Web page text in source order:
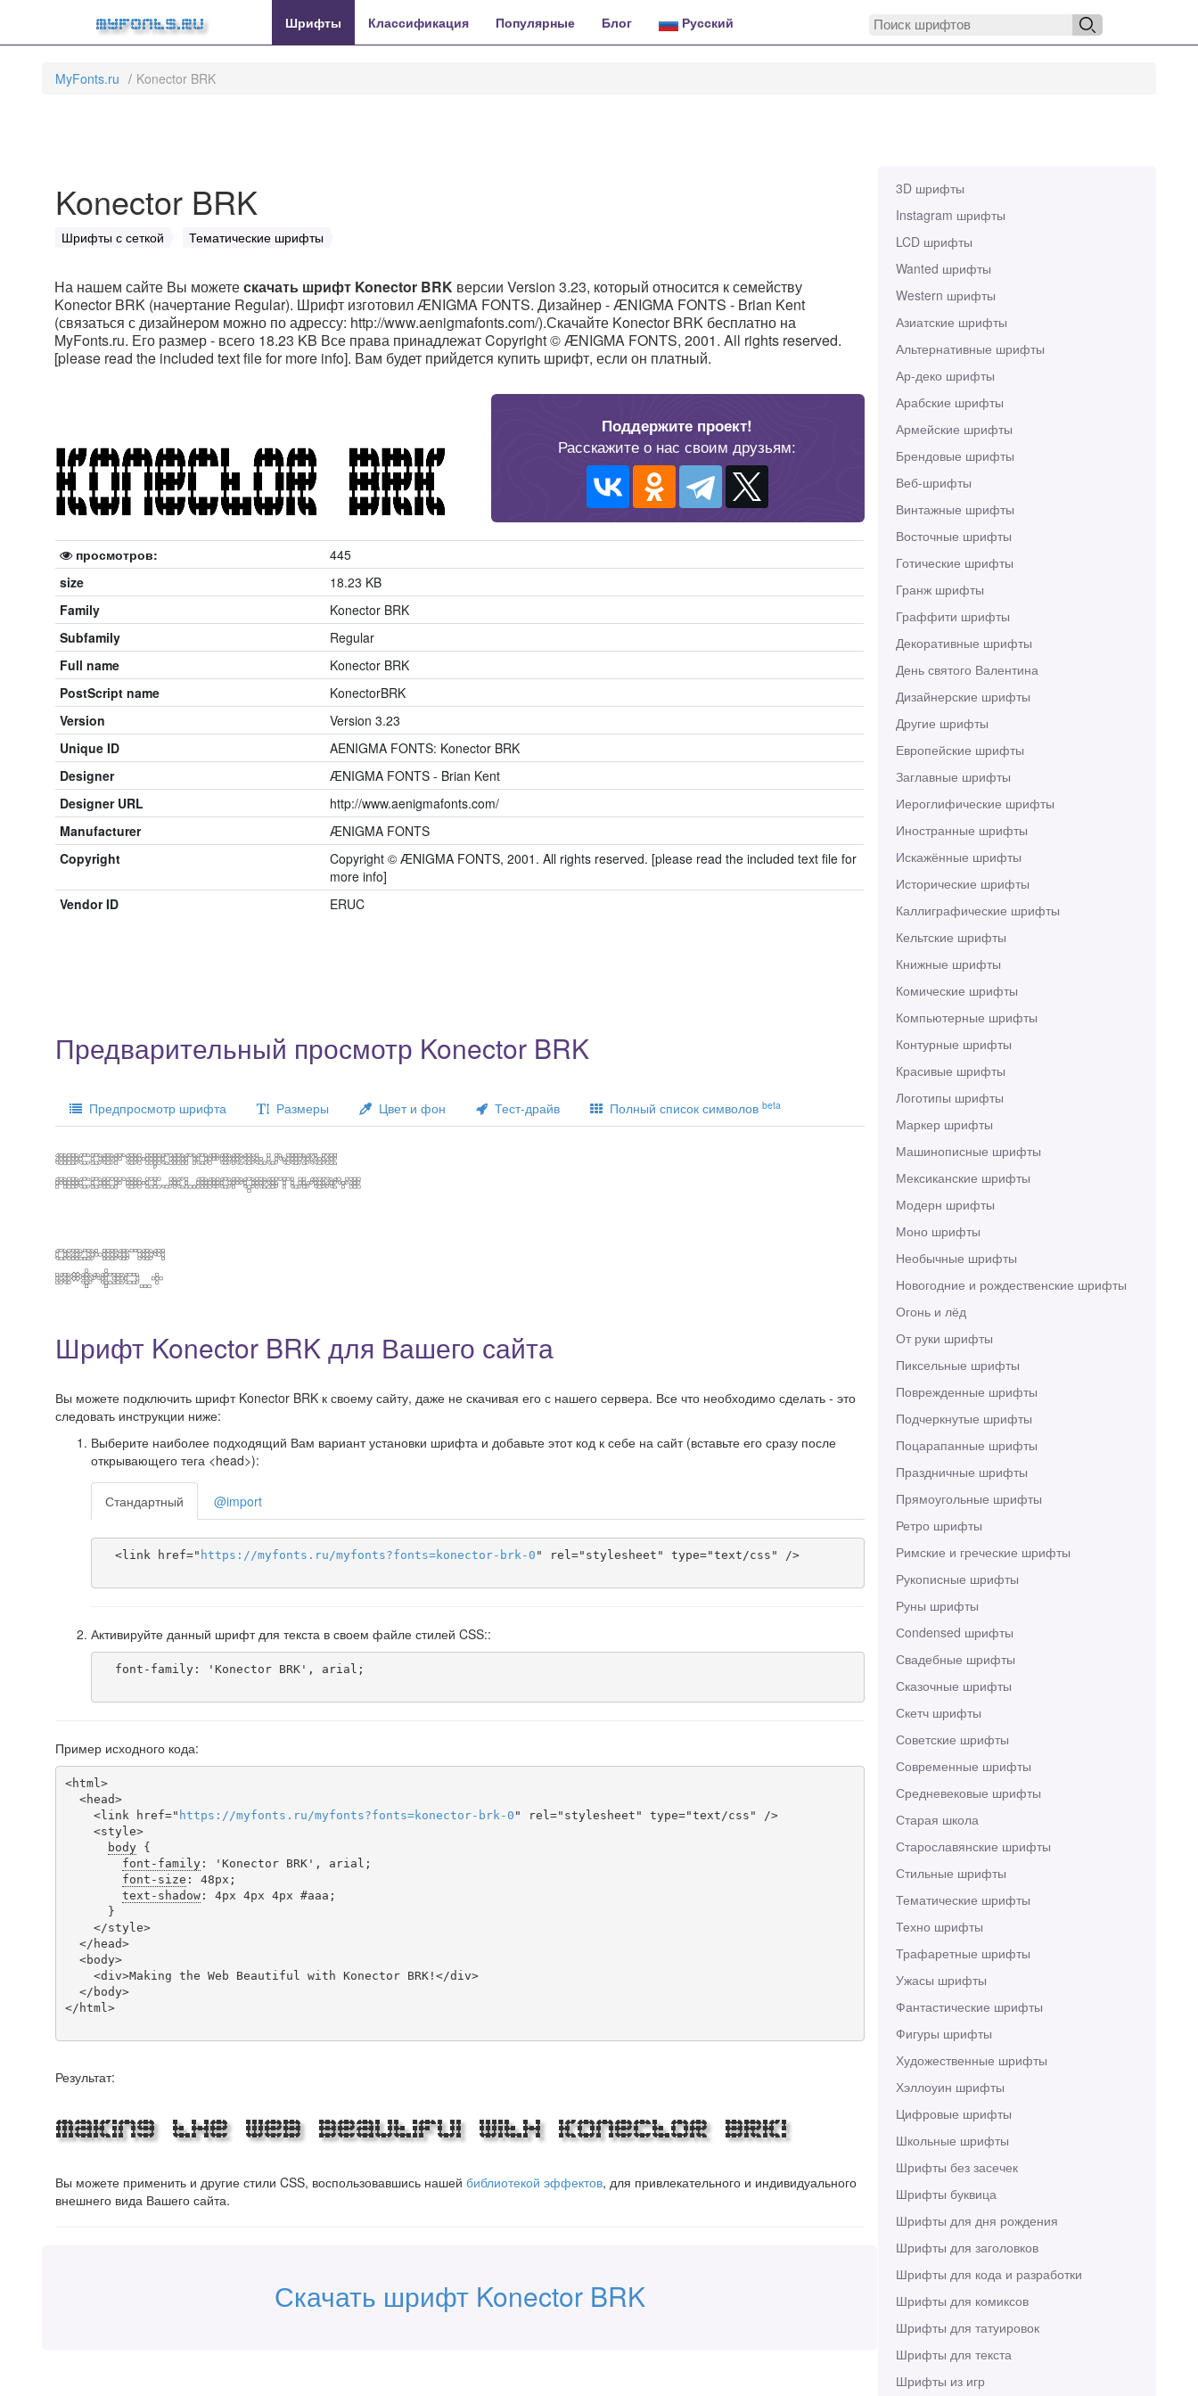
MyFonts.ru Шрифты Классификация Популярные Блог Русский
MyFonts.ru Konector BRK
3D шрифты
Instagram шрифты
LCD шрифты
Wanted шрифты
Western шрифты
Азиатские шрифты
Альтернативные шрифты
Ар-деко шрифты
Арабские шрифты
Армейские шрифты
Брендовые шрифты
Веб-шрифты
Винтажные шрифты
Восточные шрифты
Готические шрифты
Гранж шрифты
Граффити шрифты
Декоративные шрифты
День святого Валентина
Дизайнерские шрифты
Другие шрифты
Европейские шрифты
Заглавные шрифты
Иероглифические шрифты
Иностранные шрифты
Искажённые шрифты
Исторические шрифты
Каллиграфические шрифты
Кельтские шрифты
Книжные шрифты
Комические шрифты
Компьютерные шрифты
Контурные шрифты
Красивые шрифты
Логотипы шрифты
Маркер шрифты
Машинописные шрифты
Мексиканские шрифты
Модерн шрифты
Моно шрифты
Необычные шрифты
Новогодние и рождественские шрифты
Огонь и лёд
От руки шрифты
Пиксельные шрифты
Поврежденные шрифты
Подчеркнутые шрифты
Поцарапанные шрифты
Праздничные шрифты
Прямоугольные шрифты
Ретро шрифты
Римские и греческие шрифты
Рукописные шрифты
Руны шрифты
Сondensed шрифты
Свадебные шрифты
Сказочные шрифты
Скетч шрифты
Советские шрифты
Современные шрифты
Средневековые шрифты
Старая школа
Старославянские шрифты
Стильные шрифты
Тематические шрифты
Техно шрифты
Трафаретные шрифты
Ужасы шрифты
Фантастические шрифты
Фигуры шрифты
Художественные шрифты
Хэллоуин шрифты
Цифровые шрифты
Школьные шрифты
Шрифты без засечек
Шрифты буквица
Шрифты для дня рождения
Шрифты для заголовков
Шрифты для кода и разработки
Шрифты для комиксов
Шрифты для татуировок
Шрифты для текста
Шрифты из игр
Konector BRK
Шрифты с сеткой Тематические шрифты
На нашем сайте Вы можетескачать шрифт Konector BRK версии Version 3.23, который относится к семейству
Konector BRK (начертание Regular). Шрифт изготовил ÆNIGMA FONTS. Дизайнер - ÆNIGMA FONTS - Brian Kent
(связаться с дизайнером можно по адрессу: http://www.aenigmafonts.com/).Скачайте Konector BRK бесплатно на
MyFonts.ru. Его размер - всего 18.23 KB Все права принадлежат Copyright © ÆNIGMA FONTS, 2001. All rights reserved.
[please read the included text file for more info]. Вам будет прийдется купить шрифт, если он платный.
Поддержите проект!
Расскажите о нас своим друзьям:
просмотров:
445
size
18.23 KB
Family
Konector BRK
Subfamily
Regular
Full name
Konector BRK
PostScript name
KonectorBRK
Version
Version 3.23
Unique ID
AENIGMA FONTS: Konector BRK
Designer
ÆNIGMA FONTS - Brian Kent
Designer URL
http://www.aenigmafonts.com/
Manufacturer
ÆNIGMA FONTS
Copyright
Copyright © ÆNIGMA FONTS, 2001. All rights reserved. [please read the included text file for
more info]
Vendor ID
ERUC
Предварительный просмотр Konector BRK
Предпросмотр шрифта Размеры Цвет и фон Тест-драйв Полный список символов beta
Шрифт Konector BRK для Вашего сайта
Вы можете подключить шрифт Konector BRK к своему сайту, даже не скачивая его с нашего сервера. Все что необходимо сделать - это
следовать инструкции ниже:
Выберите наиболее подходящий Вам вариант установки шрифта и добавьте этот код к себе на сайт (вставьте его сразу после
открывающего тега <head>):
Стандартный @import
  <link href="
https ://myfonts . ru /myfonts?fonts=konector-brk-0 " rel="stylesheet" type="text/css" />
Активируйте данный шрифт для текста в своем файле стилей CSS::
Пример исходного кода:
<html>
    <link href="
https ://myfonts . ru /myfonts?fonts=konector-brk-0 " rel="stylesheet" type="text/css" />
body {
font-family: 'Konector BRK', arial;
font-size : 48px;
text-shadow: 4px 4px 4px #aaa;
</html>
Результат:
Making the Web Beautiful with Konector BRK!
Вы можете применить и другие стили CSS, воспользовавшись нашей библиотекой эффектов, для привлекательного и индивидуального
внешнего вида Вашего сайта.
Скачать шрифт Konector BRK